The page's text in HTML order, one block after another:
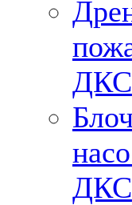
ДКС
ДКС